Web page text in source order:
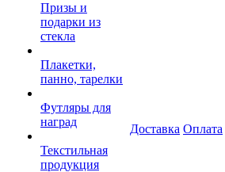
Призы и
подарки из
стекла
Плакетки,
панно, тарелки
Футляры для
наград
Текстильная
продукция
Доставка Оплата